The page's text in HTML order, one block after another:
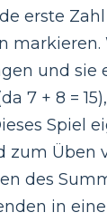
erste
markieren.
und sie
7 + 8 =
Spiel
zum Üben
des
in